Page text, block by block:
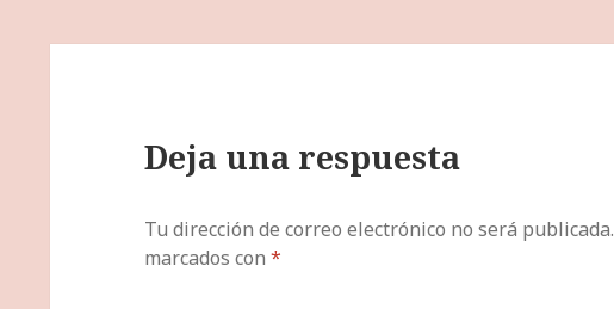
Deja una respuesta
Tu dirección de correo electrónico no será publicada.
marcados con*